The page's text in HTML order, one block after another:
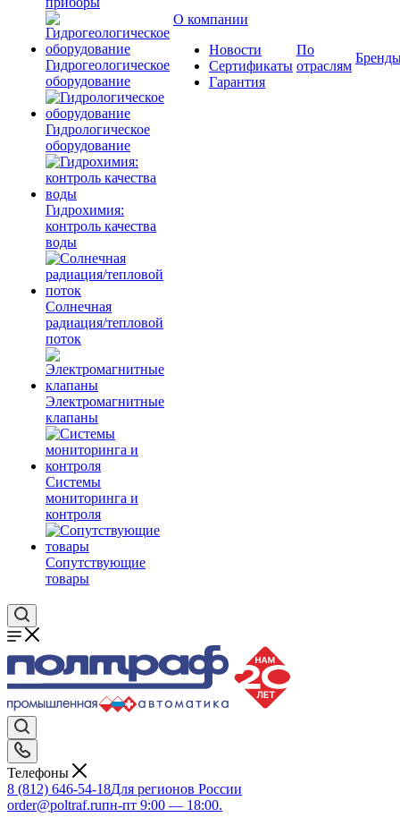
Гидрогеологическое
оборудование
Гидрологическое
оборудование
Гидрохимия:
контроль качества
воды
Солнечная
радиация/тепловой
поток
Электромагнитные
клапаны
Системы
мониторинга и
контроля
Сопутствующие
товары
О компании
Новости
Сертификаты
Гарантия
По
отраслям
Телефоны
8 (812) 646-54-18Для регионов России
order@poltraf.ruпн-пт 9:00 — 18:00.